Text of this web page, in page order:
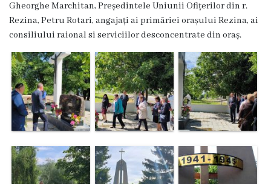
Grădinița
nr.2
,,Andrieș”
Grădinița
nr.5
,,Bucuria”
Grădinița
Gheorghe Marchitan, Președintele Uniunii Ofițerilor din r.
Rezina, Petru Rotari, angajați ai primăriei orașului Rezina, ai
consiliului raional si serviciilor desconcentrate din oraș.